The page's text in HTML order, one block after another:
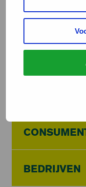
Lees onze reactie
Consument en
Dierenbescherming.
BEDRIJVEN